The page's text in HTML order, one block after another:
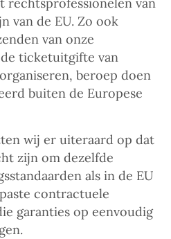
van de EU. Zo ook
van onze
ticketuitgifte van
beroep doen
buiten de Europese
wij er uiteraard op dat
zijn om dezelfde
als in de EU
contractuele
garanties op eenvoudig